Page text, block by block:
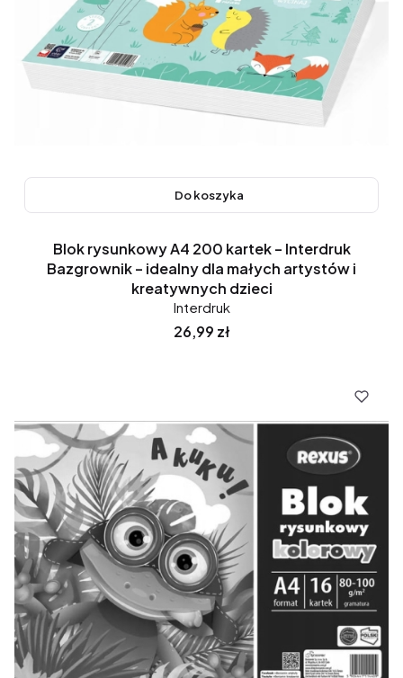
Do koszyka
Blok rysunkowy A4 200 kartek – Interdruk
Bazgrownik – idealny dla małych artystów i
kreatywnych dzieci
Interdruk
Cena
26,99 zł